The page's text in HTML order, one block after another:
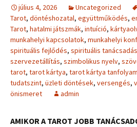
július 4, 2026 Uncategorized
Tarot, döntéshozatal, együttműködés,
Tarot, hatalmi játszmák, intuíció,
munkahelyi kapcsolatok, munkahelyi
spirituális fejlődés, spirituális tanácsadás
szervezetállítás, szimbolikus nyelv,
tarot, tarot kártya, tarot kártya tanfolyam
tudatszint, üzleti döntések, versengés,
önismeret
admin
AMIKOR A TAROT JOBB